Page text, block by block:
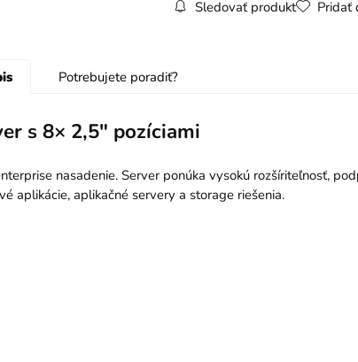
Sledovať produkt Pridať
Potrebujete poradiť?
s 8× 2,5" pozíciami
nasadenie. Server ponúka vysokú rozšíriteľnosť,
aplikácie, aplikačné servery a storage riešenia.